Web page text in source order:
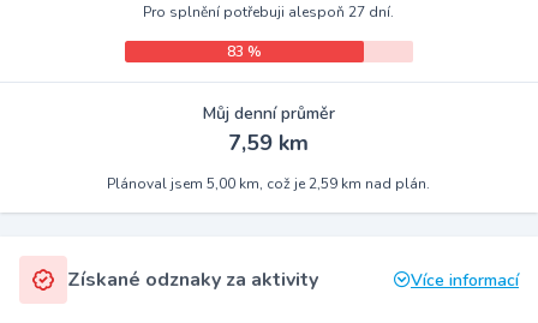
Pro splnění potřebuji alespoň 27 dní.
83 %
Můj denní průměr
7,59 km
Plánoval jsem 5,00 km, což je 2,59 km nad plán.
Získané odznaky za aktivity Více informací